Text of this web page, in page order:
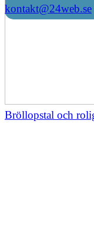
Bröllopstal och
kontakt@24web.se